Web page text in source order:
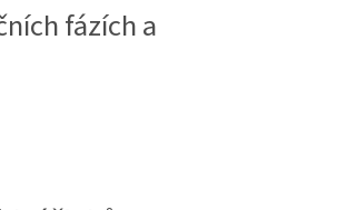
fázích a